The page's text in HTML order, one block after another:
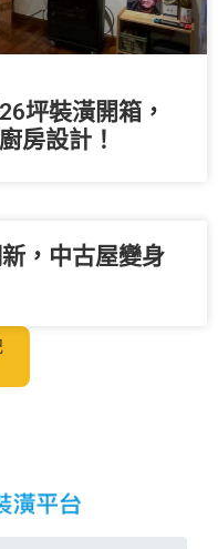
坪裝潢開箱，
房設計！
，中古屋變身